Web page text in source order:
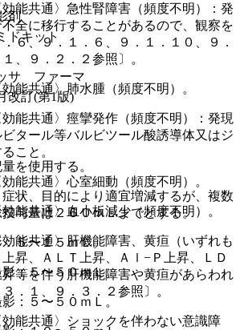
能共通〉急性腎障害（頻度不明）：発
全に移行することがあるので、観察を
６、９．１．６、９．１．１０、９．
、９．２．２参照〕。
能共通〉肺水腫（頻度不明）。
能共通〉痙攣発作（頻度不明）：発現
タール等バルビツール酸誘導体又はジ
こと。
能共通〉心室細動（頻度不明）。
能共通〉血小板減少（頻度不明）。
能共通〉肝機能障害、黄疸（いずれも
昇、ＡＬＴ上昇、Ａｌ−Ｐ上昇、ＬＤ
昇等を伴う肝機能障害や黄疸があらわれ
．１、９．３．２参照〕。
能共通〉ショックを伴わない意識障
剤
ドキット
サ ファーマ
改訂(第1版)
を使用する。
状、目的により適宜増減するが、複数
与量は２６０ｍＬまでとする。
５〜１５ｍＬ。
：５〜５０ｍＬ。
：５〜５０ｍＬ。